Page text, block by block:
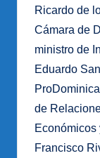
Ricardo de
Cámara de
ministro de
Eduardo
de
Francisco